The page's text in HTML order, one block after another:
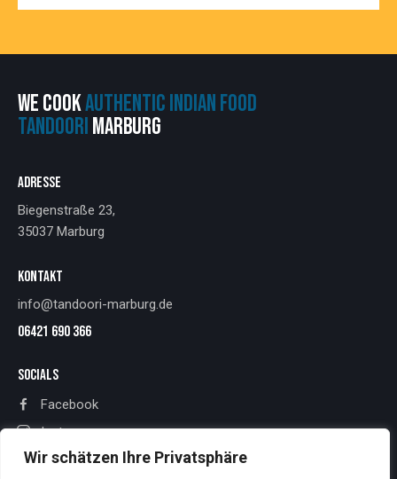
Wir schätzen Ihre Privatsphäre
WE COOKAUTHENTIC INDIAN FOOD
TANDOORIMARBURG
ADRESSE
Biegenstraße 23,
35037 Marburg
KONTAKT
info@tandoori-marburg.de
06421 690 366
SOCIALS
Facebook
Instagram